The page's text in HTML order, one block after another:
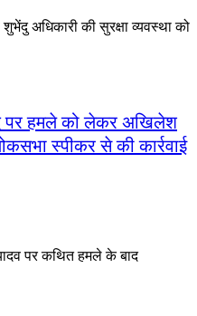
अधिकारी की सुरक्षा व्यवस्था को
पर हमले को लेकर अखिलेश
स्पीकर से की कार्रवाई
यादव पर कथित हमले के बाद